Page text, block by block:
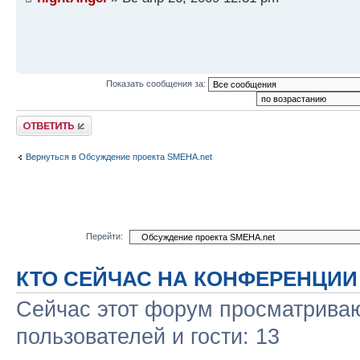
Показать сообщения за:
Ответить
Вернуться в Обсуждение проекта SMEHA.net
Перейти:
КТО СЕЙЧАС НА КОНФЕРЕНЦИИ
Сейчас этот форум
пользователей и гости: 13